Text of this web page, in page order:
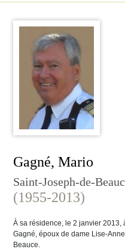
Gagné, Mario
Saint-Joseph-de-
(1955-2013)
À sa résidence, le 2 janvier 2013,
Gagné, époux de dame Lise-
Beauce.